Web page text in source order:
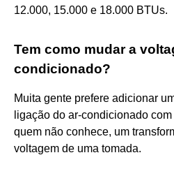
12.000, 15.000 e 18.000 BTUs.
Tem como mudar a
condicionado?
Muita gente prefere adicionar
ligação do ar-condicionado
quem não conhece, um
voltagem de uma tomada.